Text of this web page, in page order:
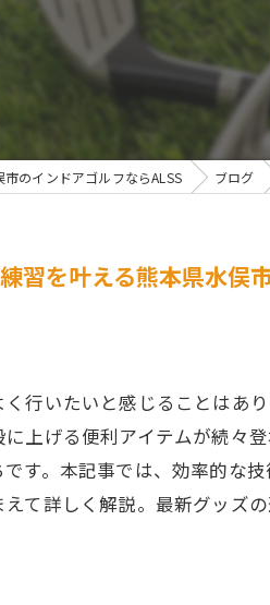
市のインドアゴルフならALSS ブログ
習を叶える熊本県水俣
行いたいと感じることはあ
上げる便利アイテムが続々
す。本記事では、効率的な
て詳しく解説。最新グッズ